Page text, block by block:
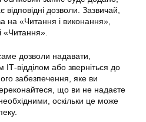
дозволи. Зазвичай,
на «Читання і виконання»,
«Читання».
дозволи надавати,
ІТ-відділом або зверніться до
забезпечення, яке ви
що ви не надаєте
оскільки це може